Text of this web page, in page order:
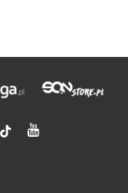
tiktok